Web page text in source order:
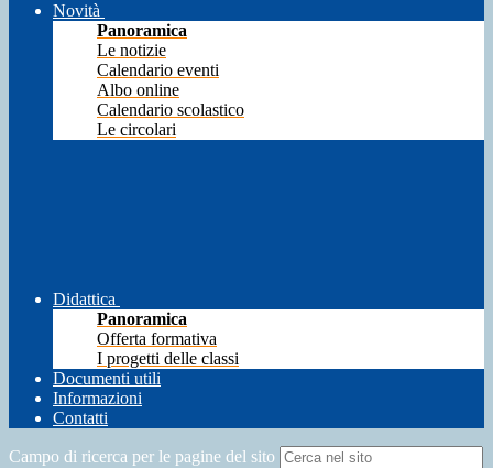
Novità
Panoramica
Le notizie
Calendario eventi
Albo online
Calendario scolastico
Le circolari
Didattica
Panoramica
Offerta formativa
I progetti delle classi
Documenti utili
Informazioni
Contatti
Campo di ricerca per le pagine del sito